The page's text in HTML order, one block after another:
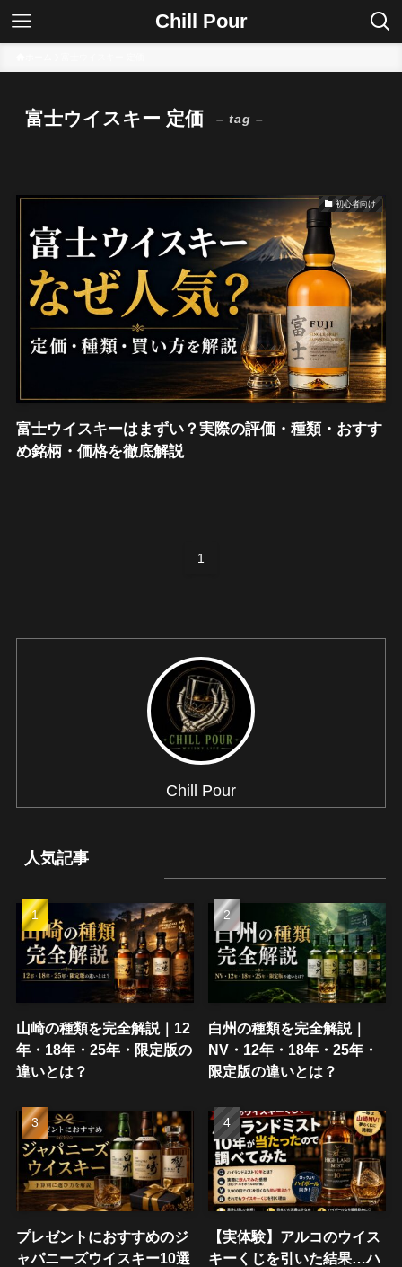
Chill Pour
富士ウイスキー 定価 – tag –
初心者向け
富士ウイスキーはまずい？実際の評価・種類・おすす
め銘柄・価格を徹底解説
1
Chill Pour
人気記事
山崎の種類を完全解説｜12
年・18年・25年・限定版の
違いとは？
白州の種類を完全解説｜
NV・12年・18年・25年・
限定版の違いとは？
プレゼントにおすすめのジ
ャパニーズウイスキー10選
【実体験】アルコのウイス
キーくじを引いた結果…ハ